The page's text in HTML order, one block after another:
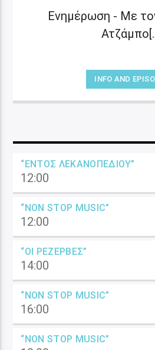
Ενημέρωση - Με
INFO AND
“ΕΝΤΌΣ ΛΕΚΑΝΟΠΕΔΊΟΥ”
12:00
“NON STOP MUSIC”
12:00
“ΟΙ ΡΕΖΈΡΒΕΣ”
14:00
“NON STOP MUSIC”
16:00
“NON STOP MUSIC”